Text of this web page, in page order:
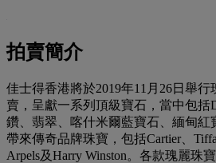
拍賣簡介
佳士得香港將於2019年11月26日舉
賣，呈獻一系列頂級寶石，當中包括
鑽、翡翠、喀什米爾藍寶石、緬甸紅
帶來傳奇品牌珠寶，包括Cartier、
Arpels及Harry Winston。各款瑰麗珠